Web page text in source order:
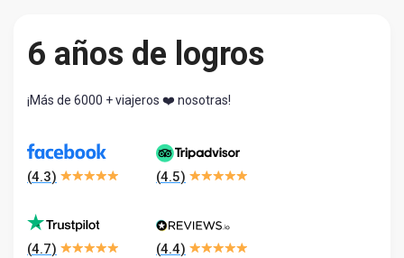
6 años de logros
¡Más de 6000 + viajeros ❤️ nosotras!
(4.3) (4.5)
(4.7) (4.4)